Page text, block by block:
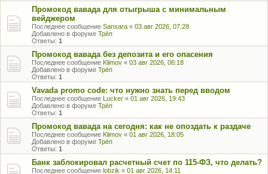
Промокод вавада для отыгрыша с минимальным
вейджером
Последнее сообщение Sansara « 03 авг 2026, 07:28
Добавлено в форуме Трёп
Ответы: 1
Промокод вавада без депозита и его опасения
Последнее сообщение Klimov « 03 авг 2026, 06:18
Добавлено в форуме Трёп
Ответы: 1
Vavada promo code: что нужно знать перед вводом
Последнее сообщение Lucker « 01 авг 2026, 19:43
Добавлено в форуме Трёп
Ответы: 1
Промокод вавада на сегодня: как не опоздать к раздаче
Последнее сообщение Klimov « 01 авг 2026, 18:05
Добавлено в форуме Трёп
Ответы: 1
Банк заблокировал расчетный счет по 115-ФЗ, что делать?
Последнее сообщение lobzik « 01 авг 2026, 14:11